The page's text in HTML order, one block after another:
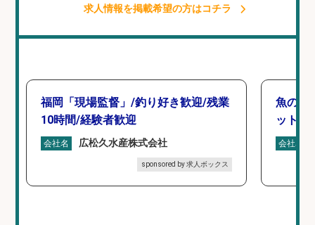
求人情報を掲載希望の方はコチラ
福岡「現場監督」/釣り好き歓迎/残業
10時間/経験者歓迎
会社名 広松久水産株式会社
sponsored by 求人ボックス
魚の「
ットを
会社名